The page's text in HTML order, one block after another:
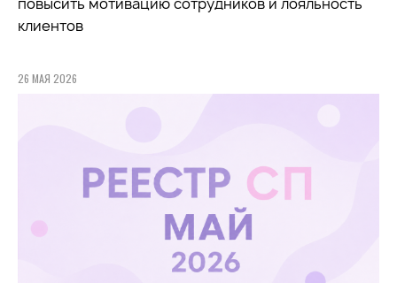
клиентов
26 МАЯ 2026